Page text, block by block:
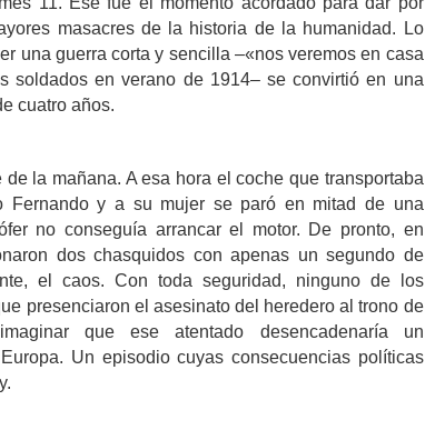
masacres de la historia de la humanidad. Lo
una guerra corta y sencilla –«nos veremos en casa
soldados en verano de 1914– se convirtió en una
cuatro años.
la mañana. A esa hora el coche que transportaba
Fernando y a su mujer se paró en mitad de una
no conseguía arrancar el motor. De pronto, en
dos chasquidos con apenas un segundo de
el caos. Con toda seguridad, ninguno de los
presenciaron el asesinato del heredero al trono de
que ese atentado desencadenaría un
Un episodio cuyas consecuencias políticas